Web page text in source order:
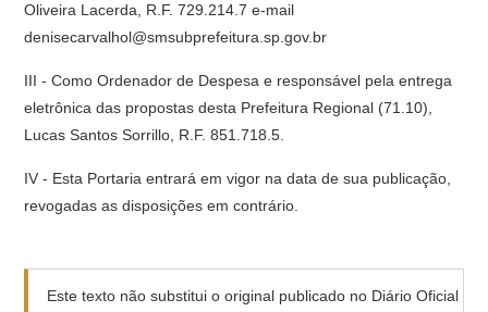
Oliveira Lacerda, R.F. 729.214.7 e-mail
denisecarvalhol@smsubprefeitura.sp.gov.br
III - Como Ordenador de Despesa e responsável pela entrega
eletrônica das propostas desta Prefeitura Regional (71.10),
Lucas Santos Sorrillo, R.F. 851.718.5.
IV - Esta Portaria entrará em vigor na data de sua publicação,
revogadas as disposições em contrário.
Este texto não substitui o original publicado no Diário Oficial